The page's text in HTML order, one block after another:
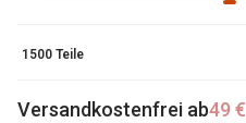
1500 Teile
Versandkostenfrei ab49